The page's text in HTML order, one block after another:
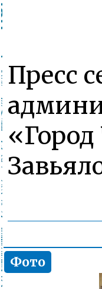
Пресс
Фото